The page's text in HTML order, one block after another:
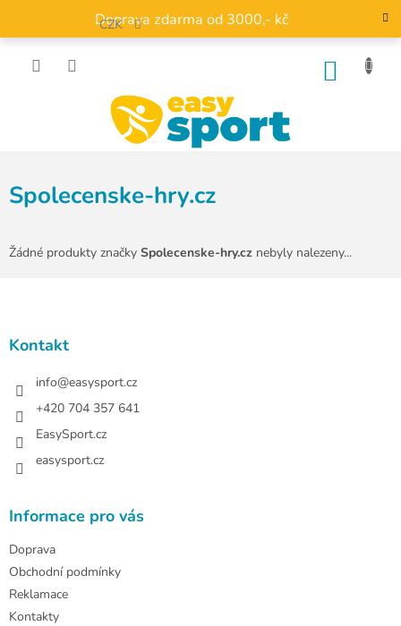
obsah
Doprava zdarma od 3000,- kč
CZK
Spolecenske-hry.cz
Žádné produkty značky Spolecenske-hry.cz nebyly nalezeny...
Kontakt
info@easysport.cz
+420 704 357 641
EasySport.cz
easysport.cz
Informace pro vás
Doprava
Obchodní podmínky
Reklamace
Kontakty